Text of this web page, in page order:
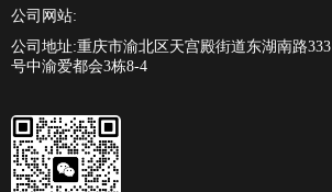
公司网站:
公司地址:重庆市渝北区天宫殿街道东湖南路333
号中渝爱都会3栋8-4